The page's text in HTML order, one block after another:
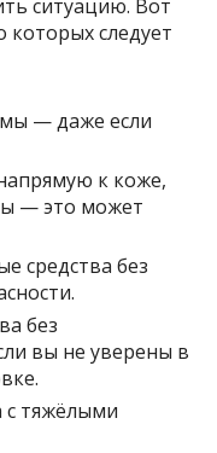
ситуацию. Вот
следует
— даже если
к коже,
— это может
средства без
без
вы не уверены в
с тяжёлыми